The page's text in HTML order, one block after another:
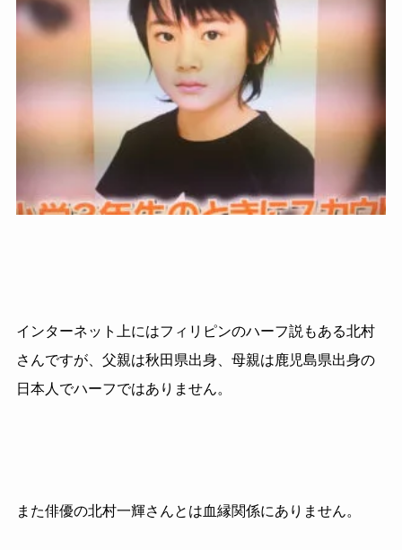
インターネット上にはフィリピンのハーフ説もある北村
さんですが、父親は秋田県出身、母親は鹿児島県出身の
日本人でハーフではありません。
また俳優の北村一輝さんとは血縁関係にありません。